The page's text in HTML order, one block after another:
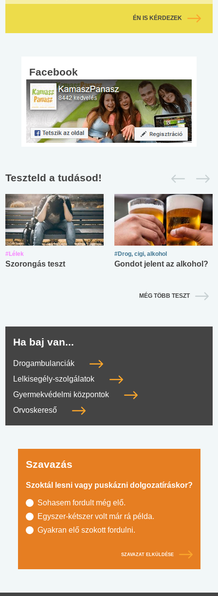
ÉN IS KÉRDEZEK
Facebook
Teszteld a tudásod!
#Lélek
Szorongás teszt
#Drog, cigi, alkohol
Gondot jelent az alkohol?
MÉG TÖBB TESZT
Ha baj van...
Drogambulanciák
Lelkisegély-szolgálatok
Gyermekvédelmi központok
Orvoskereső
Szavazás
Szoktál lesni vagy puskázni dolgozatíráskor?
Sohasem fordult még elő.
Egyszer-kétszer volt már rá példa.
Gyakran elő szokott fordulni.
SZAVAZAT ELKÜLDÉSE